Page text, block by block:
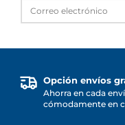
Opción envíos
Ahorra en cada
cómodamente en